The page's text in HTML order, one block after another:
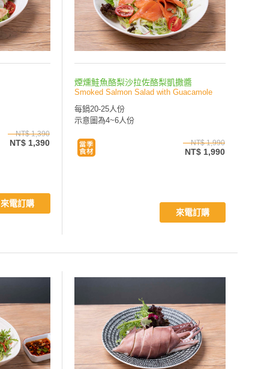
NT$ 1,390
NT$ 1,390
來電訂購
煙燻鮭魚酪梨沙拉佐酪梨凱撒醬
Smoked Salmon Salad with Guacamole
每鍋20-25人份
示意圖為4~6人份
NT$ 1,990
NT$ 1,990
來電訂購